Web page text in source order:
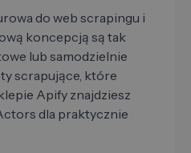
do web scrapingu i
koncepcją są tak
lub samodzielnie
scrapujące, które
Apify znajdziesz
dla praktycznie